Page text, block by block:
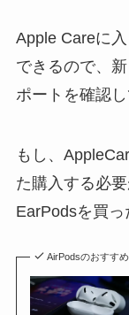
Apple Careに
できるので、
ポートを確認
もし、
た購入する必
EarPodsを買っ
AirPodsのおすす